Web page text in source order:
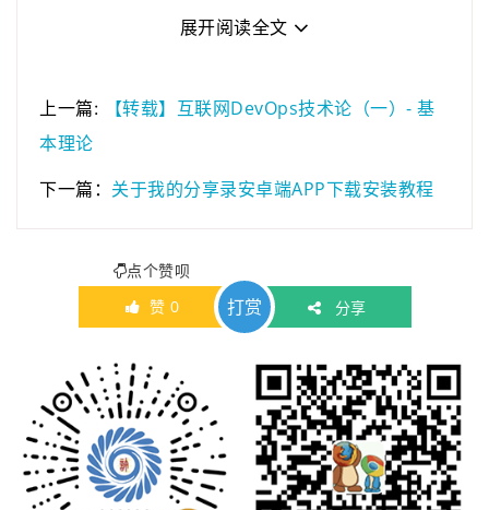
展开阅读全文
上一篇:
【转载】互联网DevOps技术论（一）- 基
本理论
下一篇： 关于我的分享录安卓端APP下载安装教程
点个赞呗
赞 0 打赏 分享